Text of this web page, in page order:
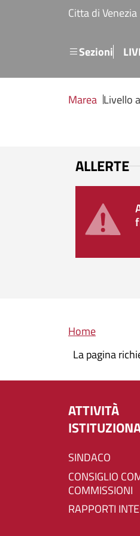
Salta al contenuto principale
Citta di Venezia
Sezioni
Marea Livello
ALLERTE
Briciole
Home
La pagina
ATTIVITÀ
SINDACO
CONSIGLIO COMUNALE E
COMMISSIONI
RAPPORTI